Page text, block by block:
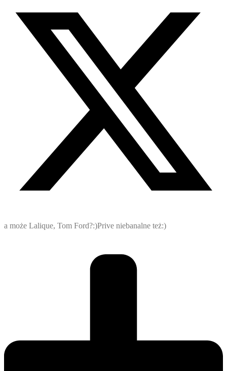
a może Lalique, Tom Ford?:)Prive niebanalne też:)